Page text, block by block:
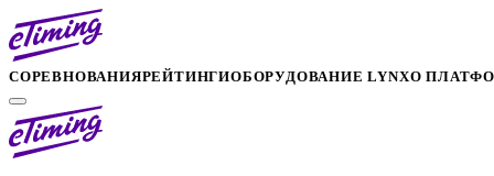
СОРЕВНОВАНИЯРЕЙТИНГИОБОРУДОВАНИЕ LYNXО